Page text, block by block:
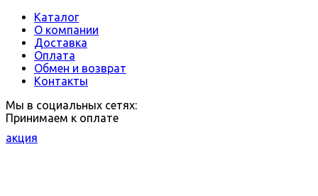
Каталог
О компании
Доставка
Оплата
Обмен и возврат
Контакты
Мы в социальных сетях:
Принимаем к оплате
акция